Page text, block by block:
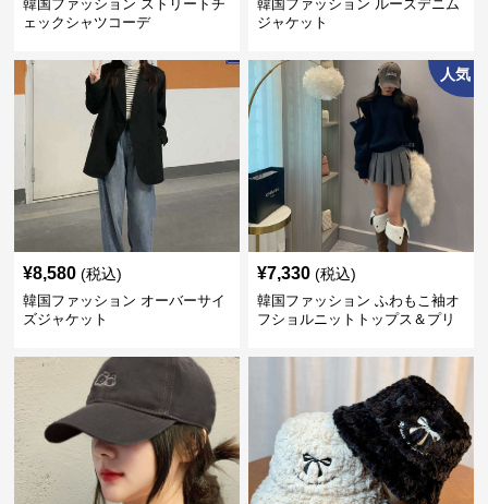
韓国ファッション ストリートチ
ェックシャツコーデ
韓国ファッション ルーズデニム
ジャケット
¥8,580 (税込)
韓国ファッション オーバーサイ
ズジャケット
人気
¥7,330 (税込)
韓国ファッション ふわもこ袖オ
フショルニットトップス＆プリ